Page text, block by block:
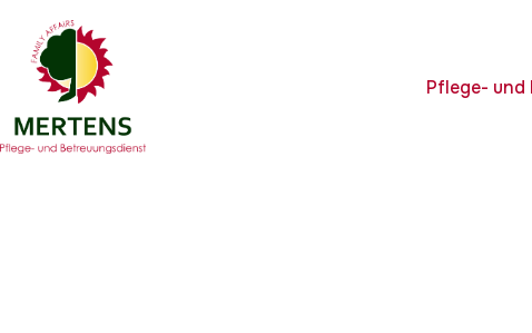
Pflege- und